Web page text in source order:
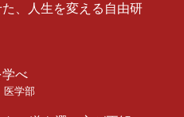
、人生を変える自由研
学べ
学部